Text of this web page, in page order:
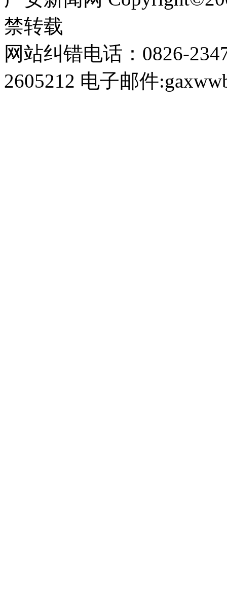
禁转载
网站纠错电话：0826-
2605212 电子邮件